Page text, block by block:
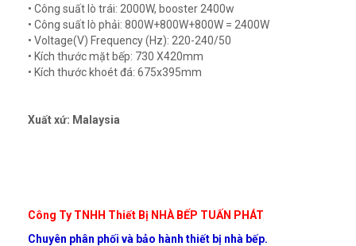
• Công suất lò trái: 2000W, booster 2400w
• Công suất lò phải: 800W+800W+800W = 2400W
• Voltage(V) Frequency (Hz): 220-240/50
• Kích thước mặt bếp: 730 X420mm
• Kích thước khoét đá: 675x395mm
Xuất xứ: Malaysia
Công Ty TNHH Thiết Bị NHÀ BẾP TUẤN PHÁT
Chuyên phân phối và bảo hành thiết bị nhà bếp.